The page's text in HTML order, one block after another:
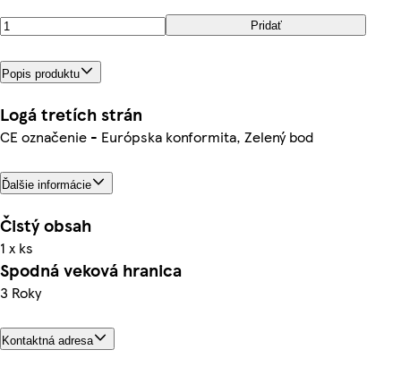
Pridať
Popis produktu
Logá tretích strán
CE označenie - Európska konformita, Zelený bod
Ďalšie informácie
Čistý obsah
1 x ks
Spodná veková hranica
3 Roky
Kontaktná adresa